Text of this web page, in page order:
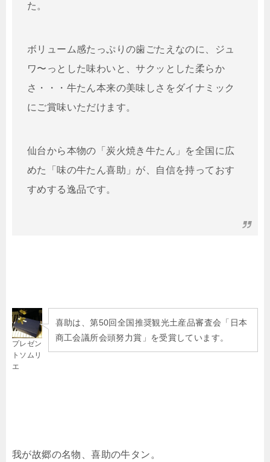
た。
ボリューム感たっぷりの歯ごたえなのに、ジュ
ワ〜っとした味わいと、サクッとした柔らか
さ・・・牛たん本来の美味しさをダイナミック
にご賞味いただけます。
仙台から本物の「炭火焼き牛たん」を全国に広
めた「味の牛たん喜助」が、自信を持っておす
すめする逸品です。
プレゼン
トソムリ
エ
喜助は、第50回全国推奨観光土産品審査会「日本
商工会議所会頭努力賞」を受賞しています。
我が故郷の名物、喜助の牛タン。